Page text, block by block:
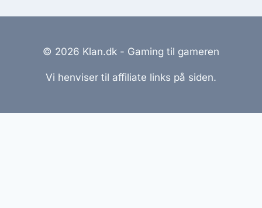
© 2026 Klan.dk - Gaming til gameren
Vi henviser til affiliate links på siden.